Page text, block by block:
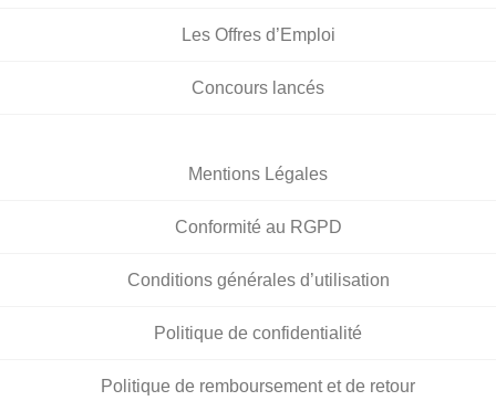
Les Offres d’Emploi
Concours lancés
Mentions Légales
Conformité au RGPD
Conditions générales d’utilisation
Politique de confidentialité
Politique de remboursement et de retour